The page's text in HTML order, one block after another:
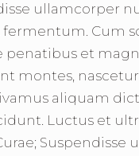
ullamcorper
fermentum. Cum
penatibus et
montes,
aliquam
Luctus et
Suspendisse